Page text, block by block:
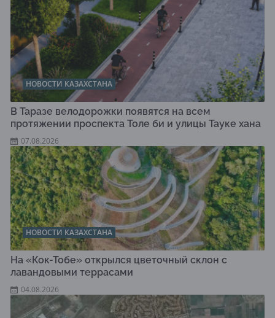
НОВОСТИ КАЗАХСТАНА
В Таразе велодорожки появятся на всем
протяжении проспекта Толе би и улицы Тауке хана
07.08.2026
НОВОСТИ КАЗАХСТАНА
На «Кок-Тобе» открылся цветочный склон с
лавандовыми террасами
04.08.2026